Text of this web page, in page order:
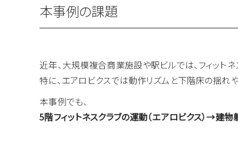
本事例の課題
近年、大規模複合商業施設や駅ビルでは、フィット
特に、エアロビクスでは動作リズムと下階床の揺れ
本事例でも、
5階フィットネスクラブの運動（エアロビクス）→建